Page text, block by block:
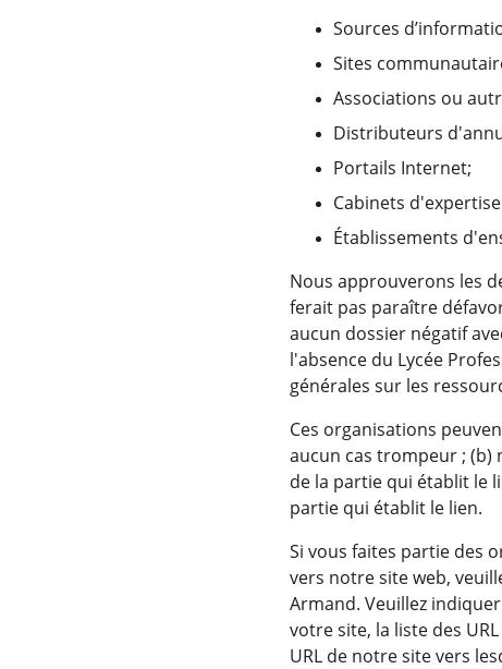
Sources
Sites
Associations ou
Distributeurs
Portails Internet;
Cabinets
Établissements
Nous approuverons les
ferait pas paraître
aucun dossier négatif
l'absence du Lycée
générales sur les
Ces organisations
aucun cas trompeur ;
de la partie qui établit le
partie qui établit le lien.
Si vous faites partie des
vers notre site web,
Armand. Veuillez
votre site, la liste des
URL de notre site vers